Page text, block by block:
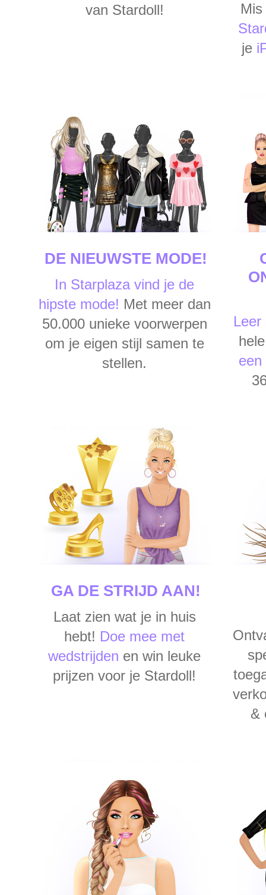
van Stardoll!
je
DE NIEUWSTE MODE!
In Starplaza vind je de
hipste mode! Met meer dan
50.000 unieke voorwerpen
om je eigen stijl samen te
stellen.
Leer
een
GA DE STRIJD AAN!
Laat zien wat je in huis
hebt! Doe mee met
wedstrijden en win leuke
prijzen voor je Stardoll!
&